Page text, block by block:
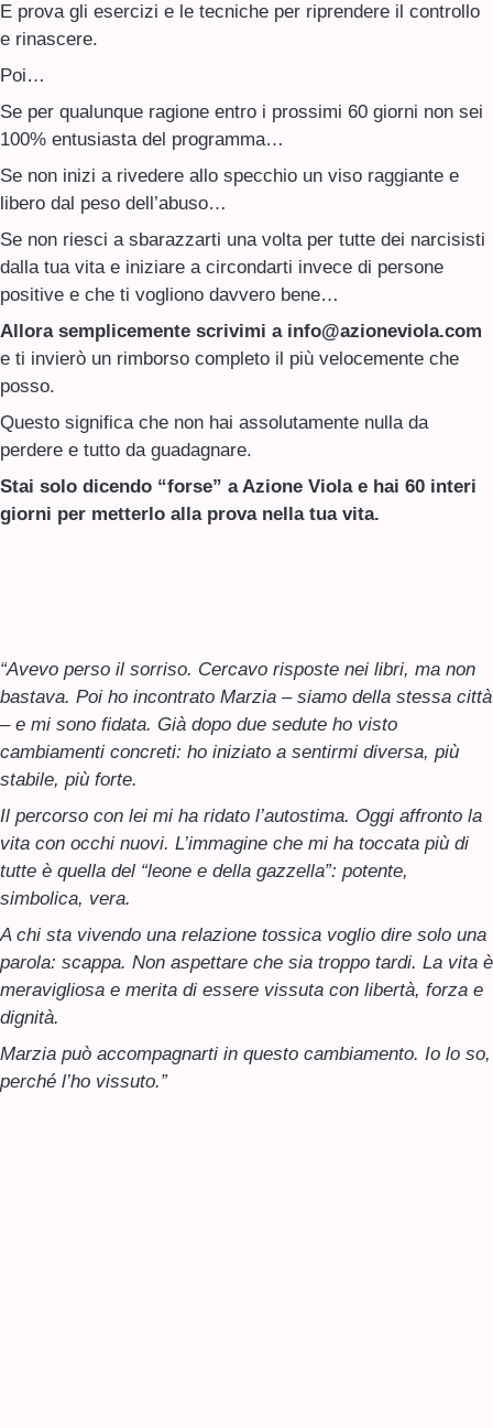
E prova gli esercizi e le tecniche per riprendere il controllo
e rinascere.
Poi…
Se per qualunque ragione entro i prossimi 60 giorni non sei
100% entusiasta del programma…
Se non inizi a rivedere allo specchio un viso raggiante e
libero dal peso dell’abuso…
Se non riesci a sbarazzarti una volta per tutte dei narcisisti
dalla tua vita e iniziare a circondarti invece di persone
positive e che ti vogliono davvero bene…
Allora semplicemente scrivimi a info@azioneviola.com
e ti invierò un rimborso completo il più velocemente che
posso.
Questo significa che non hai assolutamente nulla da
perdere e tutto da guadagnare.
Stai solo dicendo “forse” a Azione Viola e hai 60 interi
giorni per metterlo alla prova nella tua vita.
“Avevo perso il sorriso. Cercavo risposte nei libri, ma non
bastava. Poi ho incontrato Marzia – siamo della stessa città
– e mi sono fidata. Già dopo due sedute ho visto
cambiamenti concreti: ho iniziato a sentirmi diversa, più
stabile, più forte.
Il percorso con lei mi ha ridato l’autostima. Oggi affronto la
vita con occhi nuovi. L’immagine che mi ha toccata più di
tutte è quella del “leone e della gazzella”: potente,
simbolica, vera.
A chi sta vivendo una relazione tossica voglio dire solo una
parola: scappa. Non aspettare che sia troppo tardi. La vita è
meravigliosa e merita di essere vissuta con libertà, forza e
dignità.
Marzia può accompagnarti in questo cambiamento. Io lo so,
perché l’ho vissuto.”